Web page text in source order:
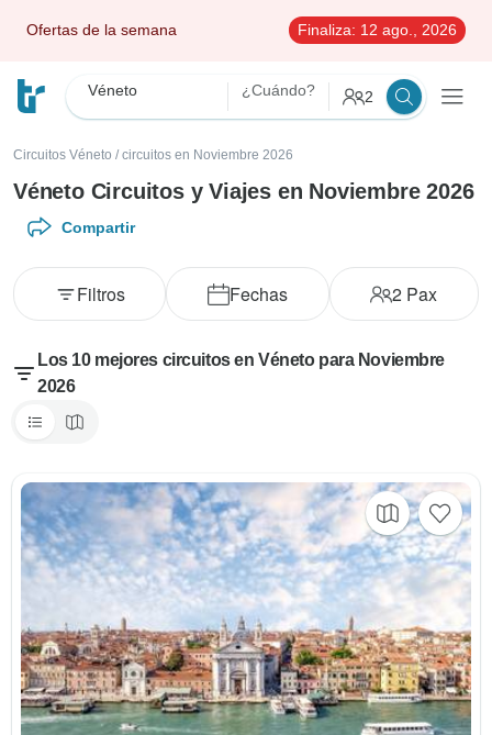
Ofertas de la semana Finaliza: 12 ago., 2026
Véneto ¿Cuándo? 2
Circuitos Véneto / circuitos en Noviembre 2026
Véneto Circuitos y Viajes en Noviembre 2026
Compartir
Fechas 2 Pax
Filtros
Los 10 mejores circuitos en Véneto para Noviembre
2026